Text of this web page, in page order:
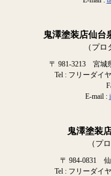
鬼澤塗装店仙台
（プ
〒 981-3213 宮城
Tel : フリーダイ
E-mail :
鬼澤塗装
（プ
〒 984-0831
Tel : フリーダイ